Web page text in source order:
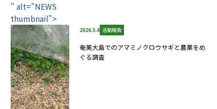
" alt="NEWS
thumbnail">
2026.5.6 活動報告
奄美大島でのアマミノクロウサギと農業をめ
ぐる調査